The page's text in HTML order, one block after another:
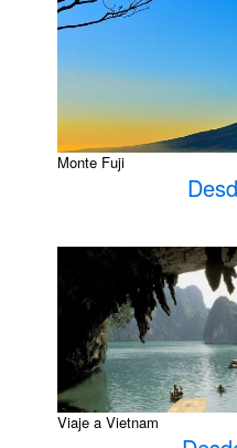
Monte Fuji
Viaje a Vietnam